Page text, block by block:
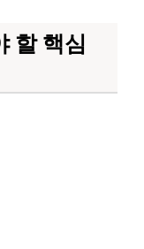
할 핵심